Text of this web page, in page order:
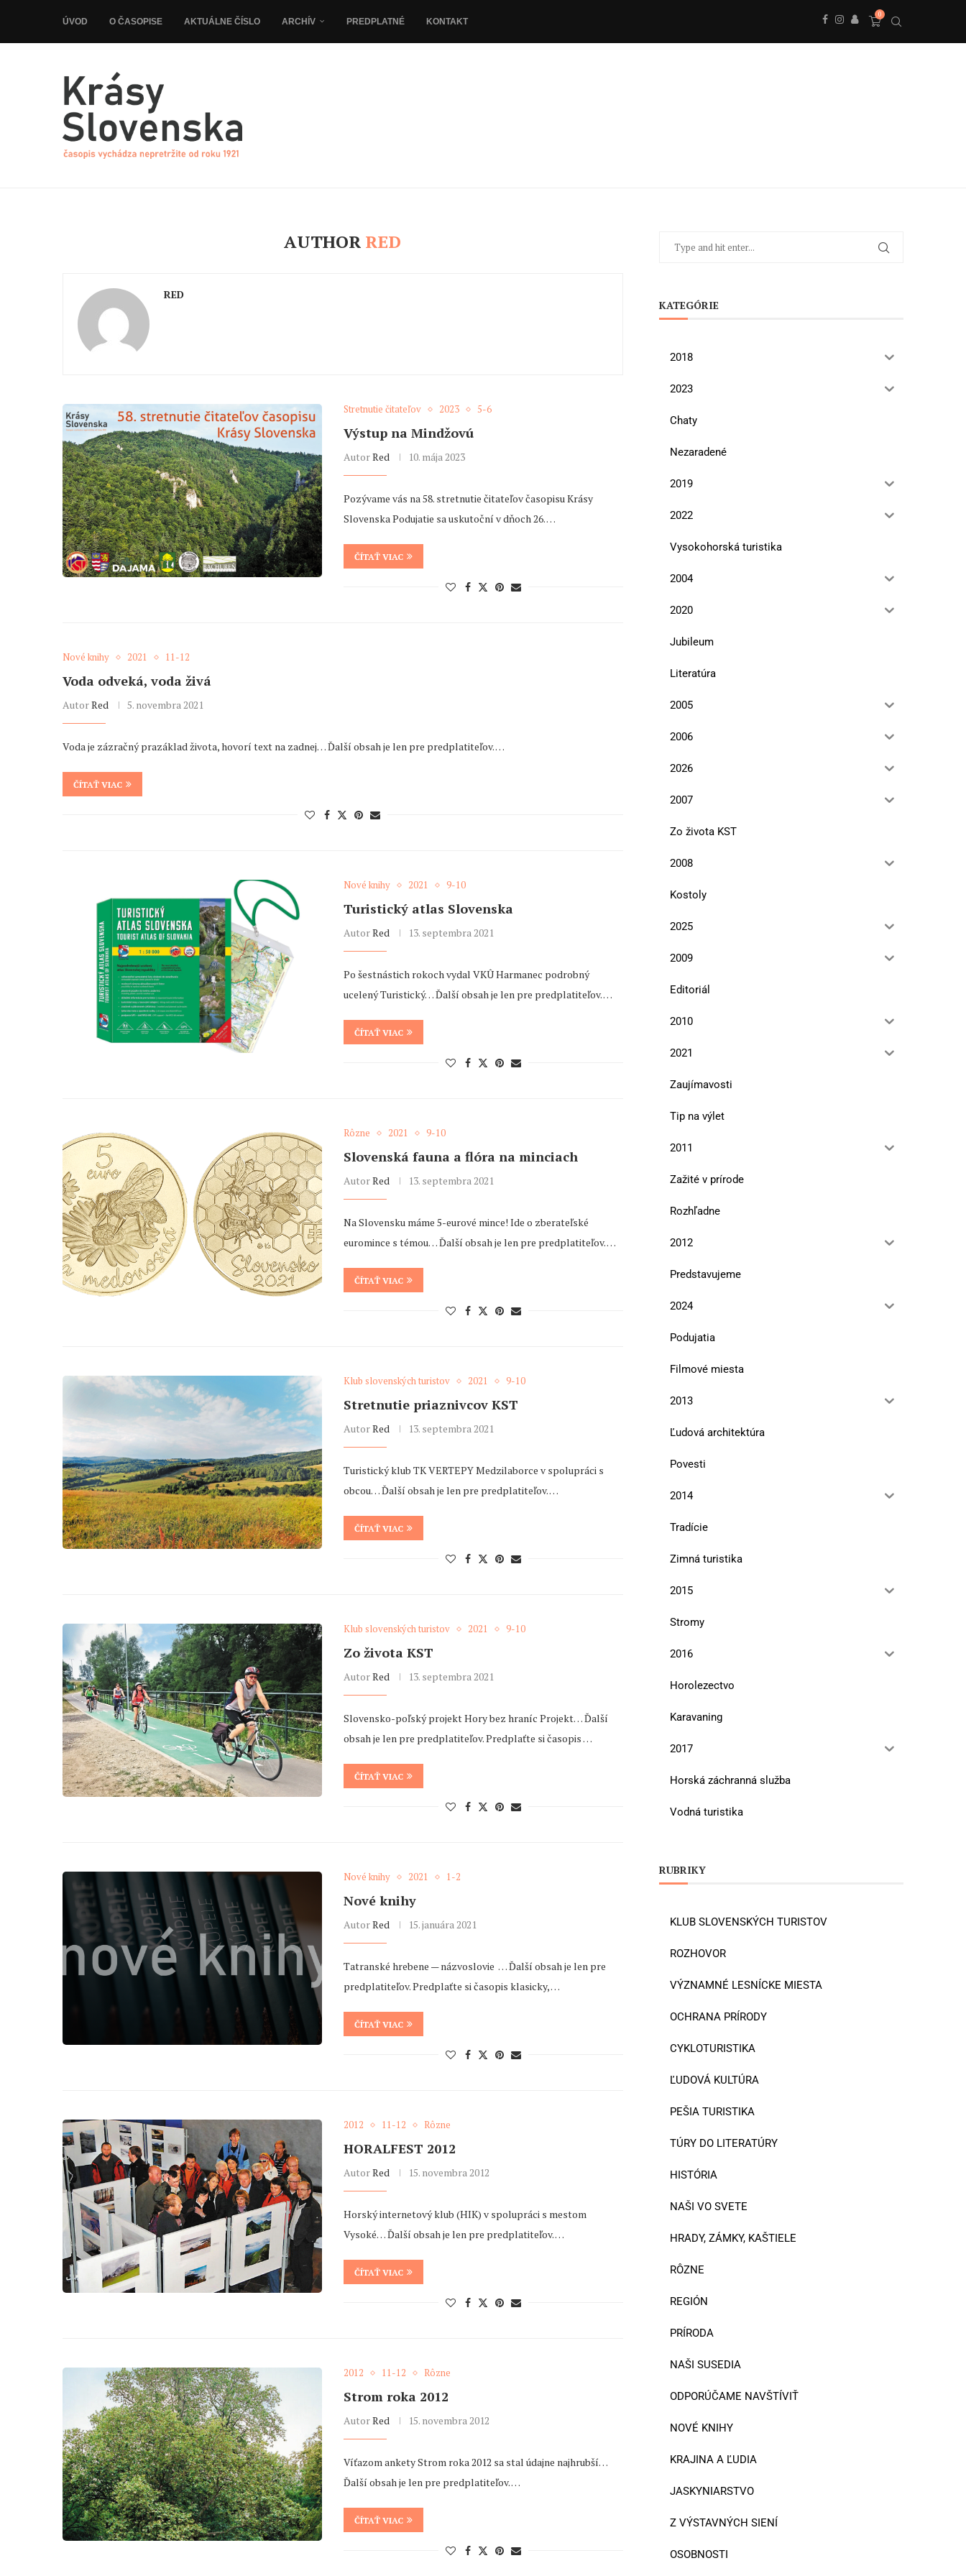
ÚVOD O ČASOPISE AKTUÁLNE ČÍSLO ARCHÍV PREDPLATNÉ KONTAKT
0
AUTHOR RED
RED
Stretnutie čitateľov 2023 5-6
Výstup na Mindžovú
AutorRed 10. mája 2023
Pozývame vás na 58. stretnutie čitateľov časopisu Krásy
Slovenska Podujatie sa uskutoční v dňoch 26. …
ČÍTAŤ VIAC
Nové knihy 2021 11-12
Voda odveká, voda živá
AutorRed 5. novembra 2021
Voda je zázračný prazáklad života, hovorí text na zadnej… Ďalší obsah je len pre predplatiteľov. …
ČÍTAŤ VIAC
Nové knihy 2021 9-10
Turistický atlas Slovenska
AutorRed 13. septembra 2021
Po šestnástich rokoch vydal VKÛ Harmanec podrobný
ucelený Turistický… Ďalší obsah je len pre predplatiteľov. …
ČÍTAŤ VIAC
Rôzne 2021 9-10
Slovenská fauna a flóra na minciach
AutorRed 13. septembra 2021
Na Slovensku máme 5-eurové mince! Ide o zberateľské
euromince s témou… Ďalší obsah je len pre predplatiteľov. …
ČÍTAŤ VIAC
Klub slovenských turistov 2021 9-10
Stretnutie priaznivcov KST
AutorRed 13. septembra 2021
Turistický klub TK VERTEPY Medzilaborce v spolupráci s
obcou… Ďalší obsah je len pre predplatiteľov. …
ČÍTAŤ VIAC
Klub slovenských turistov 2021 9-10
Zo života KST
AutorRed 13. septembra 2021
Slovensko-poľský projekt Hory bez hraníc Projekt… Ďalší
obsah je len pre predplatiteľov. Predplaťte si časopis …
ČÍTAŤ VIAC
Nové knihy 2021 1-2
Nové knihy
AutorRed 15. januára 2021
Tatranské hrebene — názvoslovie … Ďalší obsah je len pre
predplatiteľov. Predplaťte si časopis klasicky, …
ČÍTAŤ VIAC
2012 11-12 Rôzne
HORALFEST 2012
AutorRed 15. novembra 2012
Horský internetový klub (HIK) v spolupráci s mestom
Vysoké… Ďalší obsah je len pre predplatiteľov. …
ČÍTAŤ VIAC
2012 11-12 Rôzne
Strom roka 2012
AutorRed 15. novembra 2012
Víťazom ankety Strom roka 2012 sa stal údajne najhrubší…
Ďalší obsah je len pre predplatiteľov. …
ČÍTAŤ VIAC
KATEGÓRIE
2018
2023
Chaty
Nezaradené
2019
2022
Vysokohorská turistika
2004
2020
Jubileum
Literatúra
2005
2006
2026
2007
Zo života KST
2008
Kostoly
2025
2009
Editoriál
2010
2021
Zaujímavosti
Tip na výlet
2011
Zažité v prírode
Rozhľadne
2012
Predstavujeme
2024
Podujatia
Filmové miesta
2013
Ľudová architektúra
Povesti
2014
Tradície
Zimná turistika
2015
Stromy
2016
Horolezectvo
Karavaning
2017
Horská záchranná služba
Vodná turistika
RUBRIKY
KLUB SLOVENSKÝCH TURISTOV
ROZHOVOR
VÝZNAMNÉ LESNÍCKE MIESTA
OCHRANA PRÍRODY
CYKLOTURISTIKA
ĽUDOVÁ KULTÚRA
PEŠIA TURISTIKA
TÚRY DO LITERATÚRY
HISTÓRIA
NAŠI VO SVETE
HRADY, ZÁMKY, KAŠTIELE
RÔZNE
REGIÓN
PRÍRODA
NAŠI SUSEDIA
ODPORÚČAME NAVŠTÍVIŤ
NOVÉ KNIHY
KRAJINA A ĽUDIA
JASKYNIARSTVO
Z VÝSTAVNÝCH SIENÍ
OSOBNOSTI